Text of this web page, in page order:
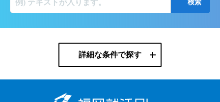
詳細な条件で探す